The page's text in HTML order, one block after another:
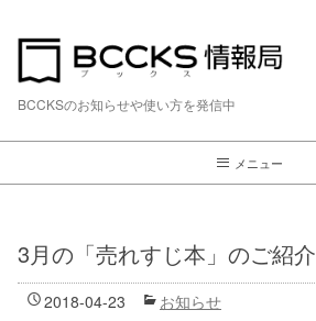
BCCKSのお知らせや使い方を発信中
メニュー
3月の「売れすじ本」のご紹介
2018-04-23
お知らせ